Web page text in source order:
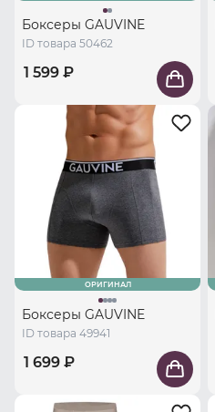
Боксеры GAUVINE
ID товара 50462
1 599 ₽
ОРИГИНАЛ
Боксеры GAUVINE
ID товара 49941
1 699 ₽